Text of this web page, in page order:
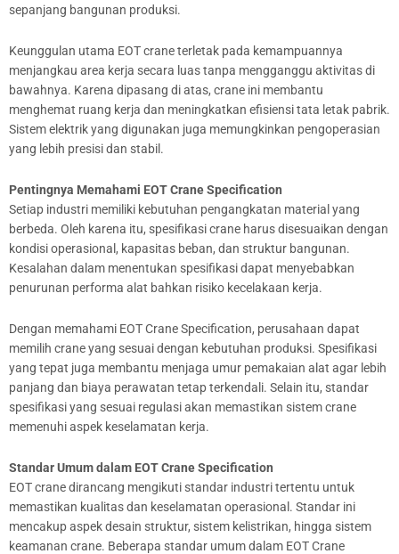
sepanjang bangunan produksi.
Keunggulan utama EOT crane terletak pada kemampuannya
menjangkau area kerja secara luas tanpa mengganggu aktivitas di
bawahnya. Karena dipasang di atas, crane ini membantu
menghemat ruang kerja dan meningkatkan efisiensi tata letak pabrik.
Sistem elektrik yang digunakan juga memungkinkan pengoperasian
yang lebih presisi dan stabil.
Pentingnya Memahami EOT Crane Specification
Setiap industri memiliki kebutuhan pengangkatan material yang
berbeda. Oleh karena itu, spesifikasi crane harus disesuaikan dengan
kondisi operasional, kapasitas beban, dan struktur bangunan.
Kesalahan dalam menentukan spesifikasi dapat menyebabkan
penurunan performa alat bahkan risiko kecelakaan kerja.
Dengan memahami EOT Crane Specification, perusahaan dapat
memilih crane yang sesuai dengan kebutuhan produksi. Spesifikasi
yang tepat juga membantu menjaga umur pemakaian alat agar lebih
panjang dan biaya perawatan tetap terkendali. Selain itu, standar
spesifikasi yang sesuai regulasi akan memastikan sistem crane
memenuhi aspek keselamatan kerja.
Standar Umum dalam EOT Crane Specification
EOT crane dirancang mengikuti standar industri tertentu untuk
memastikan kualitas dan keselamatan operasional. Standar ini
mencakup aspek desain struktur, sistem kelistrikan, hingga sistem
keamanan crane. Beberapa standar umum dalam EOT Crane